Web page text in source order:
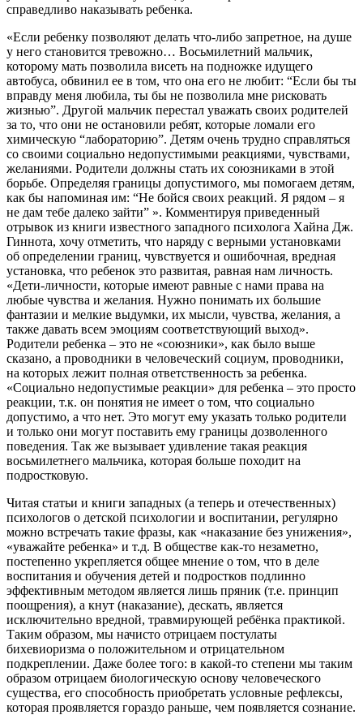
справедливо наказывать ребенка.
«Если ребенку позволяют делать что-либо запретное, на душе
у него становится тревожно… Восьмилетний мальчик,
которому мать позволила висеть на подножке идущего
автобуса, обвинил ее в том, что она его не любит: “Если бы ты
вправду меня любила, ты бы не позволила мне рисковать
жизнью”. Другой мальчик перестал уважать своих родителей
за то, что они не остановили ребят, которые ломали его
химическую “лабораторию”. Детям очень трудно справляться
со своими социально недопустимыми реакциями, чувствами,
желаниями. Родители должны стать их союзниками в этой
борьбе. Определяя границы допустимого, мы помогаем детям,
как бы напоминая им: “Не бойся своих реакций. Я рядом – я
не дам тебе далеко зайти” ». Комментируя приведенный
отрывок из книги известного западного психолога Хайна Дж.
Гиннота, хочу отметить, что наряду с верными установками
об определении границ, чувствуется и ошибочная, вредная
установка, что ребенок это развитая, равная нам личность.
«Дети-личности, которые имеют равные с нами права на
любые чувства и желания. Нужно понимать их большие
фантазии и мелкие выдумки, их мысли, чувства, желания, а
также давать всем эмоциям соответствующий выход».
Родители ребенка – это не «союзники», как было выше
сказано, а проводники в человеческий социум, проводники,
на которых лежит полная ответственность за ребенка.
«Социально недопустимые реакции» для ребенка – это просто
реакции, т.к. он понятия не имеет о том, что социально
допустимо, а что нет. Это могут ему указать только родители
и только они могут поставить ему границы дозволенного
поведения. Так же вызывает удивление такая реакция
восьмилетнего мальчика, которая больше походит на
подростковую.
Читая статьи и книги западных (а теперь и отечественных)
психологов о детской психологии и воспитании, регулярно
можно встречать такие фразы, как «наказание без унижения»,
«уважайте ребенка» и т.д. В обществе как-то незаметно,
постепенно укрепляется общее мнение о том, что в деле
воспитания и обучения детей и подростков подлинно
эффективным методом является лишь пряник (т.е. принцип
поощрения), а кнут (наказание), дескать, является
исключительно вредной, травмирующей ребёнка практикой.
Таким образом, мы начисто отрицаем постулаты
бихевиоризма о положительном и отрицательном
подкреплении. Даже более того: в какой-то степени мы таким
образом отрицаем биологическую основу человеческого
существа, его способность приобретать условные рефлексы,
которая проявляется гораздо раньше, чем появляется сознание.